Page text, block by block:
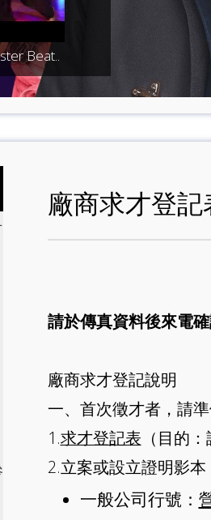
Beat..
廠商求才登記
請於傳真資料後來電
廠商求才登記說明
一、首次徵才者，請
1.求才登記表 （目的
2.立案或設立證明影本
一般公司行號：